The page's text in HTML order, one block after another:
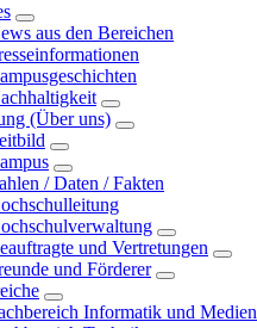
aus den Bereichen
(Über uns)
/ Daten / Fakten
und Vertretungen
und Förderer
Informatik und Medien